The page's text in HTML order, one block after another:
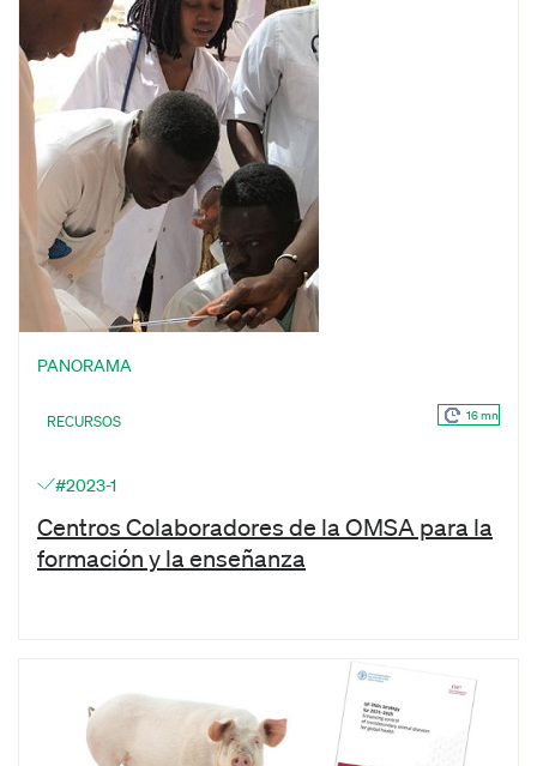
PANORAMA
RECURSOS 16 mn
#2023-1
Centros Colaboradores de la OMSA para la
formación y la enseñanza